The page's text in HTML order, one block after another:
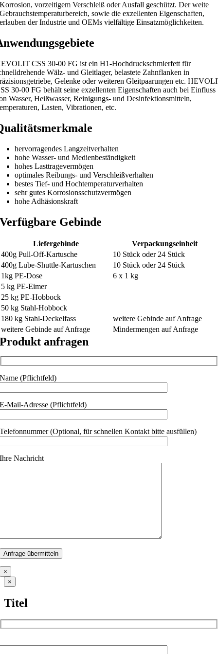
Korrosion, vorzeitigem Verschleiß oder Ausfall geschützt. Der weite
Gebrauchstemperaturbereich, sowie die exzellenten Eigenschaften,
erlauben der Industrie und OEMs vielfältige Einsatzmöglichkeiten.
CSS 30-00 FG ist ein H1-Hochdruckschmierfett für
Wälz- und Gleitlager, belastete Zahnflanken in
Gelenke oder weiteren Gleitpaarungen etc.
30-00 FG behält seine exzellenten Eigenschaften auch bei Einfluss
Wasser, Heißwasser, Reinigungs- und Desinfektionsmitteln,
Lasten, Vibrationen, etc.
hervorragendes Langzeitverhalten
hohe Wasser- und Medienbeständigkeit
hohes Lasttragevermögen
optimales Reibungs- und Verschleißverhalten
bestes Tief- und Hochtemperaturverhalten
sehr gutes Korrosionsschutzvermögen
hohe Adhäsionskraft
Verfügbare Gebinde
Liefergebinde
Verpackungseinheit
400g Pull-Off-Kartusche
10 Stück oder 24 Stück
400g Lube-Shuttle-Kartuschen
10 Stück oder 24 Stück
1kg PE-Dose
6 x 1 kg
5 kg PE-Eimer
25 kg PE-Hobbock
50 kg Stahl-Hobbock
180 kg Stahl-Deckelfass
weitere Gebinde auf Anfrage
weitere Gebinde auf Anfrage
Mindermengen auf Anfrage
Produkt anfragen
Name (Pflichtfeld)
E-Mail-Adresse (Pflichtfeld)
Telefonnummer (Optional, für schnellen Kontakt bitte ausfüllen)
Ihre Nachricht
×
Close
product
view
×
Titel